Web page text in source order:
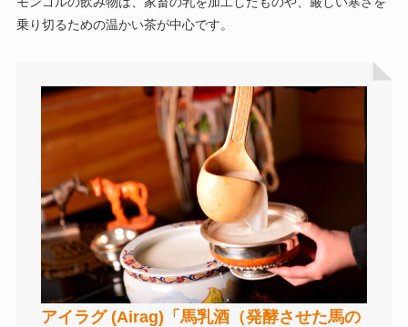
乗り切るための温かい茶が中心です。
アイラグ (Airag)「馬乳酒（発酵させた馬の